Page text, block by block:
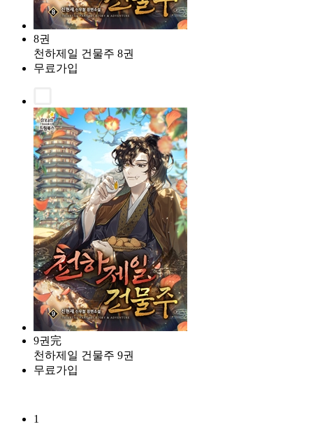
8권
천하제일 건물주 8권
무료가입
9권完
천하제일 건물주 9권
무료가입
1